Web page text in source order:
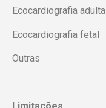
Ecocardiografia adulta
Ecocardiografia fetal
Outras